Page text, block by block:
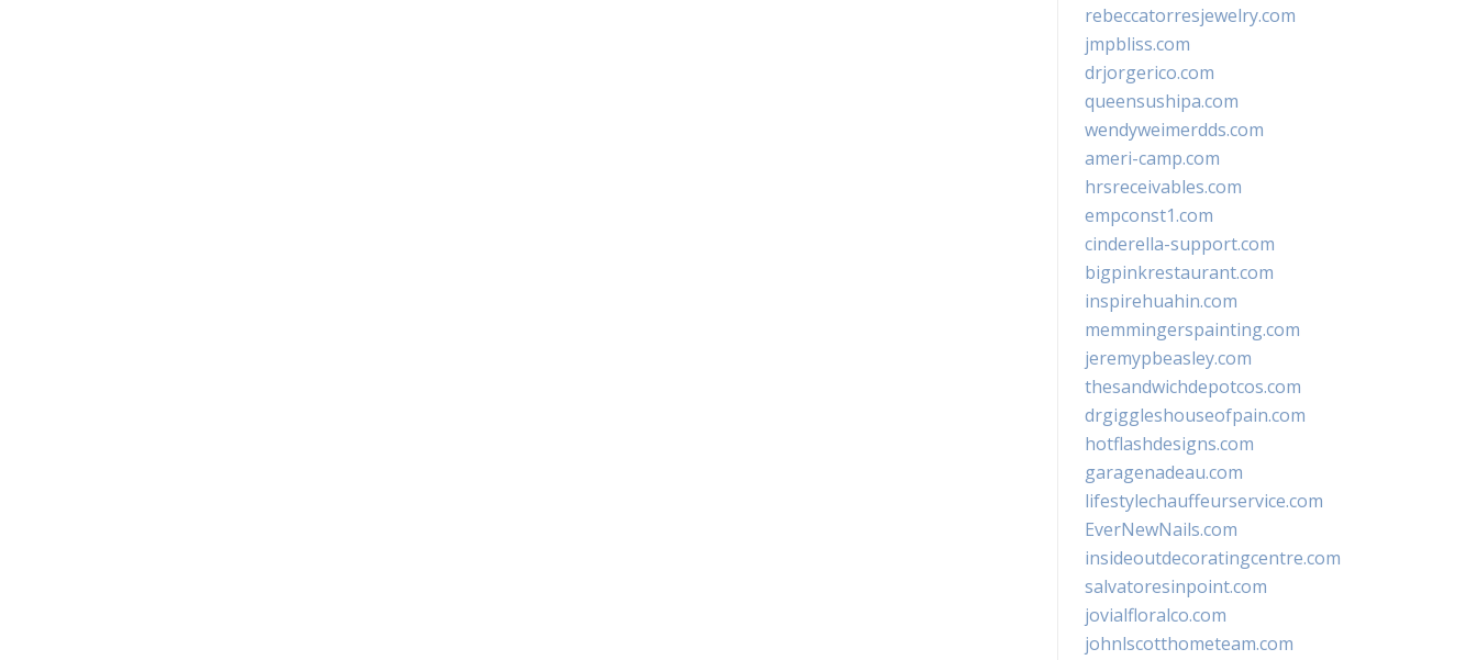
rebeccatorresjewelry.com
jmpbliss.com
drjorgerico.com
queensushipa.com
wendyweimerdds.com
ameri-camp.com
hrsreceivables.com
empconst1.com
cinderella-support.com
bigpinkrestaurant.com
inspirehuahin.com
memmingerspainting.com
jeremypbeasley.com
thesandwichdepotcos.com
drgiggleshouseofpain.com
hotflashdesigns.com
garagenadeau.com
lifestylechauffeurservice.com
EverNewNails.com
insideoutdecoratingcentre.com
salvatoresinpoint.com
jovialfloralco.com
johnlscotthometeam.com